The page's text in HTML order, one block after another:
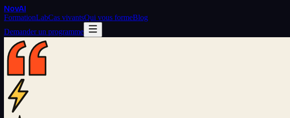
NovAI
FormationLabCas vivantsQui vous formeBlog
Demander un programme